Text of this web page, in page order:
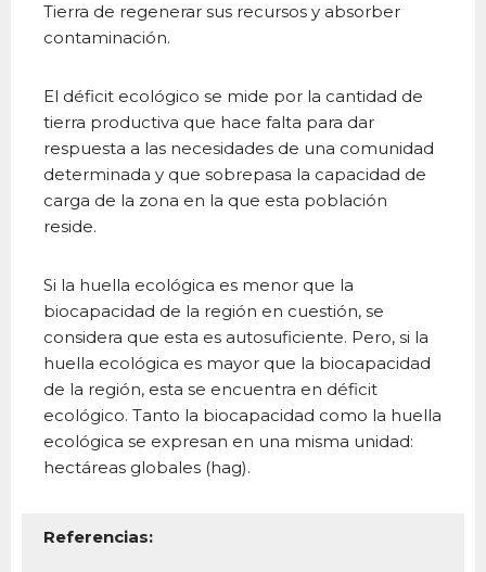
Tierra de regenerar sus recursos y absorber
contaminación.
El déficit ecológico se mide por la cantidad de
tierra productiva que hace falta para dar
respuesta a las necesidades de una comunidad
determinada y que sobrepasa la capacidad de
carga de la zona en la que esta población
reside.
Si la huella ecológica es menor que la
biocapacidad de la región en cuestión, se
considera que esta es autosuficiente. Pero, si la
huella ecológica es mayor que la biocapacidad
de la región, esta se encuentra en déficit
ecológico. Tanto la biocapacidad como la huella
ecológica se expresan en una misma unidad:
hectáreas globales (hag).
Referencias: